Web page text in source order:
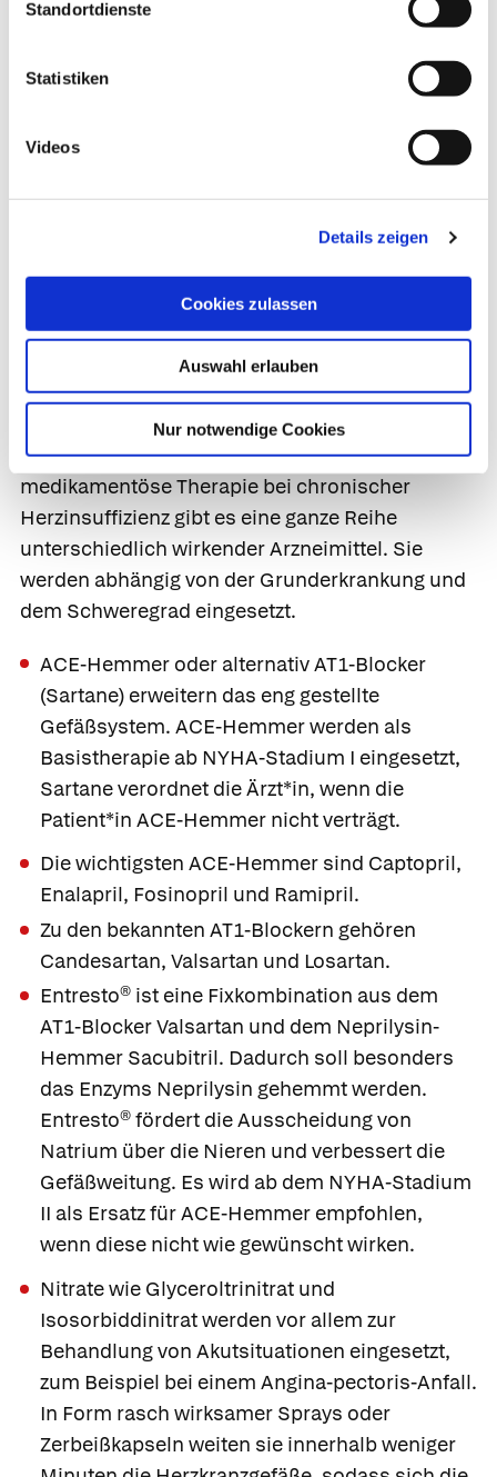
Standortdienste
Statistiken
Videos
Details zeigen
Cookies zulassen
Auswahl erlauben
Nur notwendige Cookies
vertrauensvolle Arzt-Patienten-Beziehung ist
Wichtigste Basismaßnahmen sind angepasstes
körperliches Training, Kontrolle von Salz- und
Flüssigkeitszufuhr, Gewichtsreduktion bei
> 30) und der Verzicht auf das
Rauchen. Hilfreiche Tipps zum Umsetzen dieser
Maßnahmen siehe unten unter "
tun können".
Pharmakotherapie
Für die meist lebenslänglich notwendige
medikamentöse Therapie bei chronischer
Herzinsuffizienz gibt es eine ganze Reihe
unterschiedlich wirkender Arzneimittel. Sie
werden abhängig von der Grunderkrankung und
dem Schweregrad eingesetzt.
ACE-Hemmer oder alternativAT1-Blocker
(Sartane) erweitern das eng gestellte
Gefäßsystem. ACE-Hemmer werden als
Basistherapie ab NYHA-Stadium I eingesetzt,
Sartane verordnet die Ärzt*in, wenn die
Patient*in ACE-Hemmer nicht verträgt.
Die wichtigsten ACE-Hemmer sind Captopril,
Enalapril, Fosinopril und Ramipril.
Zu den bekannten AT1-Blockern gehören
Candesartan, Valsartan und Losartan.
Entresto® ist eine Fixkombination aus dem
AT1-BlockerValsartan und dem Neprilysin-
Hemmer Sacubitril. Dadurch soll besonders
das Enzyms Neprilysin gehemmt werden.
Entresto®fördert die Ausscheidung von
Natrium über die Nieren und verbessert die
Gefäßweitung. Es wird ab dem NYHA-Stadium
II als Ersatz für ACE-Hemmer empfohlen,
wenn diese nicht wie gewünscht wirken.
Nitrate wie Glyceroltrinitrat und
Isosorbiddinitratwerden vor allem zur
Behandlung von Akutsituationen eingesetzt,
zum Beispiel bei einem Angina-pectoris-Anfall.
In Form rasch wirksamer Sprays oder
Zerbeißkapseln weiten sie innerhalb weniger